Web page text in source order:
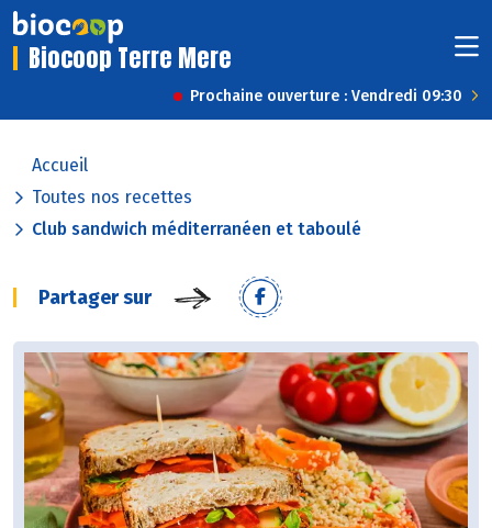
Biocoop Terre Mere
Prochaine ouverture : Vendredi 09:30
Accueil
Toutes nos recettes
Club sandwich méditerranéen et taboulé
Partager sur